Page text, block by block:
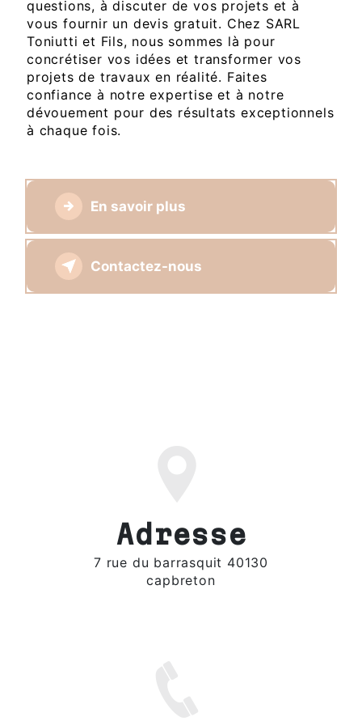
questions, à discuter de vos projets et à
vous fournir un devis gratuit. Chez SARL
Toniutti et Fils, nous sommes là pour
concrétiser vos idées et transformer vos
projets de travaux en réalité. Faites
confiance à notre expertise et à notre
dévouement pour des résultats exceptionnels
à chaque fois.
En savoir plus
Contactez-nous
Adresse
7 rue du barrasquit 40130
capbreton